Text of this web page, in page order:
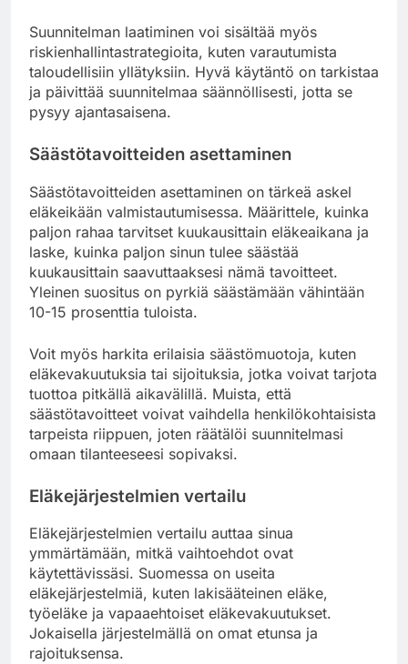
Suunnitelman laatiminen voi sisältää myös
riskienhallintastrategioita, kuten varautumista
taloudellisiin yllätyksiin. Hyvä käytäntö on tarkistaa
ja päivittää suunnitelmaa säännöllisesti, jotta se
pysyy ajantasaisena.
Säästötavoitteiden asettaminen
Säästötavoitteiden asettaminen on tärkeä askel
eläkeikään valmistautumisessa. Määrittele, kuinka
paljon rahaa tarvitset kuukausittain eläkeaikana ja
laske, kuinka paljon sinun tulee säästää
kuukausittain saavuttaaksesi nämä tavoitteet.
Yleinen suositus on pyrkiä säästämään vähintään
10-15 prosenttia tuloista.
Voit myös harkita erilaisia säästömuotoja, kuten
eläkevakuutuksia tai sijoituksia, jotka voivat tarjota
tuottoa pitkällä aikavälillä. Muista, että
säästötavoitteet voivat vaihdella henkilökohtaisista
tarpeista riippuen, joten räätälöi suunnitelmasi
omaan tilanteeseesi sopivaksi.
Eläkejärjestelmien vertailu
Eläkejärjestelmien vertailu auttaa sinua
ymmärtämään, mitkä vaihtoehdot ovat
käytettävissäsi. Suomessa on useita
eläkejärjestelmiä, kuten lakisääteinen eläke,
työeläke ja vapaaehtoiset eläkevakuutukset.
Jokaisella järjestelmällä on omat etunsa ja
rajoituksensa.